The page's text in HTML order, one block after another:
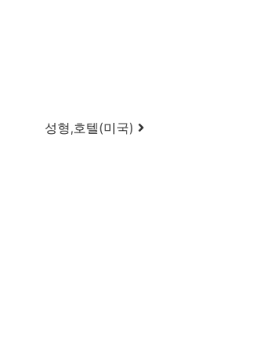
성형,호텔(미국)